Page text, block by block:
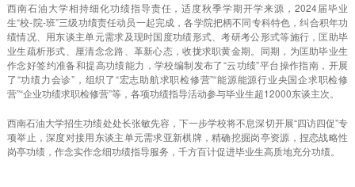
西南石油大学相持细化功绩指导责任，适度秋季学期开学来源，2024届毕业
生“校-院-班”三级功绩责任动员一起完成，各学院把柄不同专科特色，纠合积年功
绩情况、用东谈主单元需求及现时国度功绩形式、考研考公形式等施行，匡助毕
业生疏析形式、厘清念念路、革新心态，收拢求职黄金期。同期，为匡助毕业生
作念好签约准备和提高功绩能力，学校编制发布了“云功绩”平台操作指南，开展
了“功绩力会诊”，组织了“宏志助航求职检修营”“能源能源行业央国企求职检修
营”“企业功绩求职检修营”等，各项功绩指导活动参与毕业生超12000东谈主次。
西南石油大学招生功绩处处长张敏先容，下一步学校将不息深切开展“四访四促”专
项举止，深度对接用东谈主单元需求亚新棋牌，精确挖掘岗亭资源，捏恋战略性
岗亭功绩，作念实作念细功绩指导服务，千方百计促进毕业生高质地充分功绩。